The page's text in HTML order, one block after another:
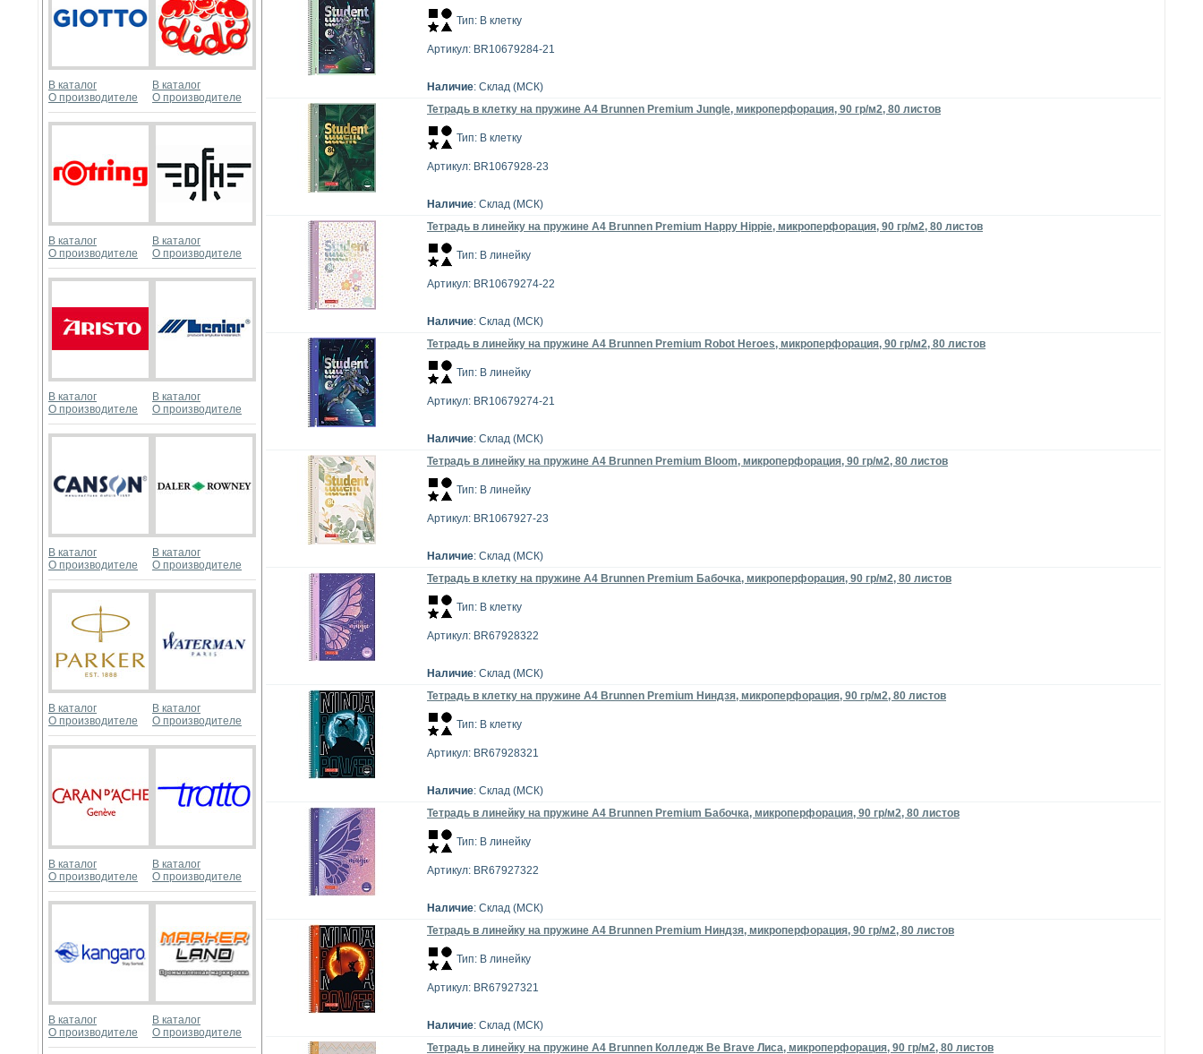
В каталог
О производителе
В каталог
О производителе
В каталог
О производителе
В каталог
О производителе
В каталог
О производителе
В каталог
О производителе
В каталог
О производителе
В каталог
О производителе
В каталог
О производителе
В каталог
О производителе
В каталог
О производителе
В каталог
О производителе
В каталог
О производителе
В каталог
О производителе
Тип: В клетку
Артикул: BR10679284-21
Наличие: Склад (МСК)
Тетрадь в клетку на пружине А4 Brunnen Premium Jungle, микроперфорация, 90 гр/м2, 80 листов
Тип: В клетку
Артикул: BR1067928-23
Наличие: Склад (МСК)
Тетрадь в линейку на пружине А4 Brunnen Premium Happy Hippie, микроперфорация, 90 гр/м2, 80 листов
Тип: В линейку
Артикул: BR10679274-22
Наличие: Склад (МСК)
Тетрадь в линейку на пружине А4 Brunnen Premium Robot Heroes, микроперфорация, 90 гр/м2, 80 листов
Тип: В линейку
Артикул: BR10679274-21
Наличие: Склад (МСК)
Тетрадь в линейку на пружине А4 Brunnen Premium Bloom, микроперфорация, 90 гр/м2, 80 листов
Тип: В линейку
Артикул: BR1067927-23
Наличие: Склад (МСК)
Тетрадь в клетку на пружине А4 Brunnen Premium Бабочка, микроперфорация, 90 гр/м2, 80 листов
Тип: В клетку
Артикул: BR67928322
Наличие: Склад (МСК)
Тетрадь в клетку на пружине А4 Brunnen Premium Ниндзя, микроперфорация, 90 гр/м2, 80 листов
Тип: В клетку
Артикул: BR67928321
Наличие: Склад (МСК)
Тетрадь в линейку на пружине А4 Brunnen Premium Бабочка, микроперфорация, 90 гр/м2, 80 листов
Тип: В линейку
Артикул: BR67927322
Наличие: Склад (МСК)
Тетрадь в линейку на пружине А4 Brunnen Premium Ниндзя, микроперфорация, 90 гр/м2, 80 листов
Тип: В линейку
Артикул: BR67927321
Наличие: Склад (МСК)
Тетрадь в линейку на пружине А4 Brunnen Колледж Be Brave Лиса, микроперфорация, 90 гр/м2, 80 листов